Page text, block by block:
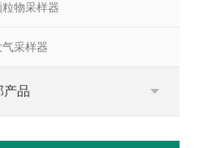
物采样器
采样器
产品